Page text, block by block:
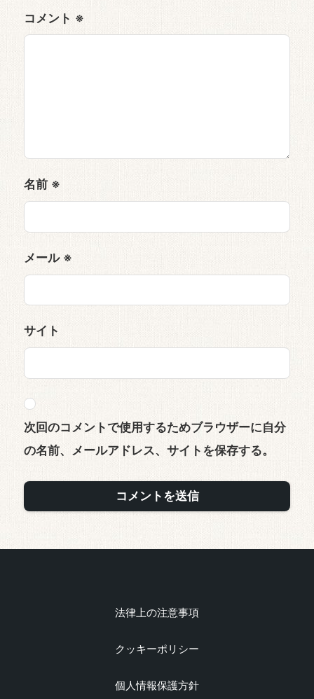
コメント ※
名前 ※
メール ※
サイト
次回のコメントで使用するためブラウザーに自分
の名前、メールアドレス、サイトを保存する。
法律上の注意事項
クッキーポリシー
個人情報保護方針